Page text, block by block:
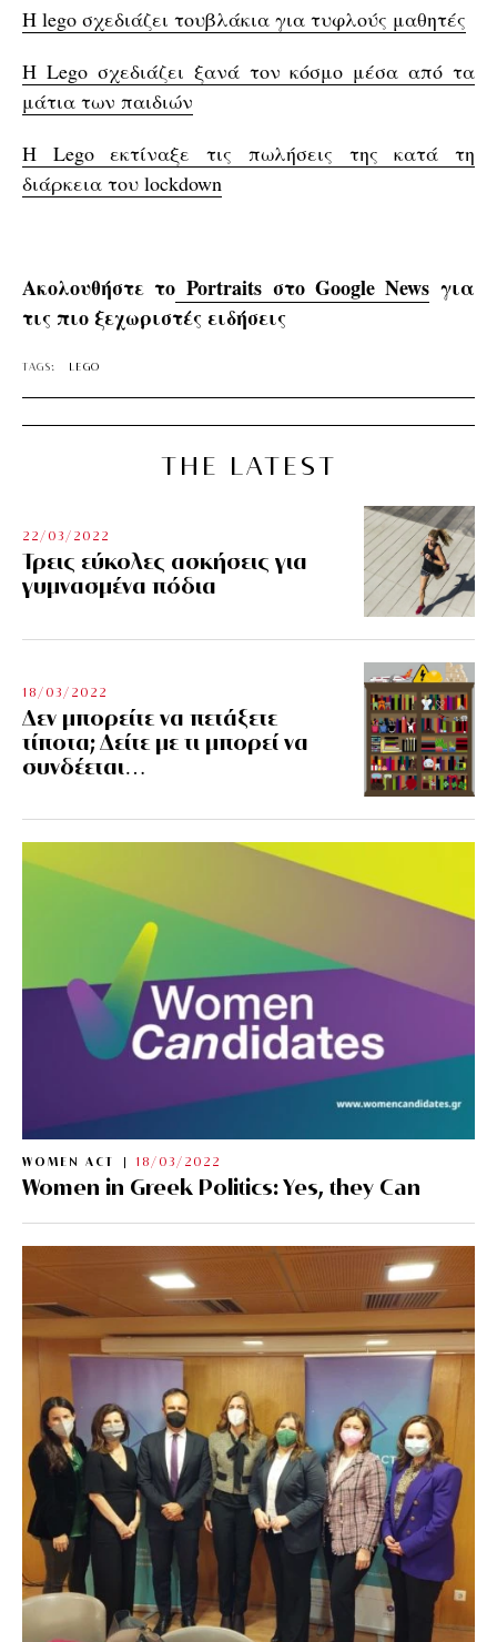
Η lego σχεδιάζει τουβλάκια για τυφλούς μαθητές
Η Lego σχεδιάζει ξανά τον κόσμο μέσα από τα
μάτια των παιδιών
Η Lego εκτίναξε τις πωλήσεις της κατά τη
διάρκεια του lockdown
Ακολουθήστε το Portraits στο Google Newsγια
τις πιο ξεχωριστές ειδήσεις
TAGS: LEGO
THE LATEST
22/03/2022
Τρεις εύκολες ασκήσεις για
γυμνασμένα πόδια
18/03/2022
Δεν μπορείτε να πετάξετε
τίποτα; Δείτε με τι μπορεί να
συνδέεται…
WOMEN ACT 18/03/2022
Women in Greek Politics: Yes, they Can